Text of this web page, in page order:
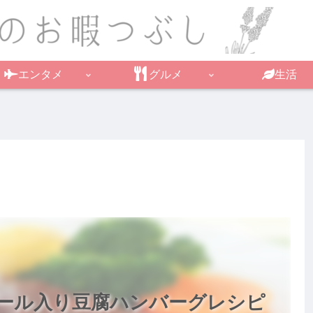
エンタメ グルメ 生活
ル入り豆腐ハンバーグレシピ